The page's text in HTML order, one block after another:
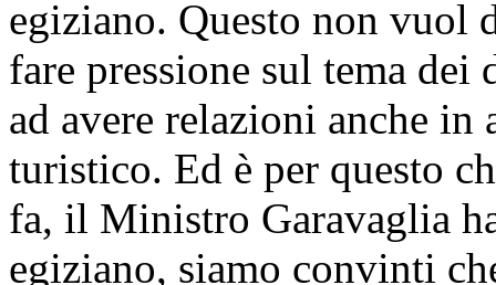
egiziano. Questo non vuol
fare pressione sul tema
ad avere relazioni anche
turistico. Ed è per questo
fa, il Ministro Garavaglia
egiziano, siamo convinti